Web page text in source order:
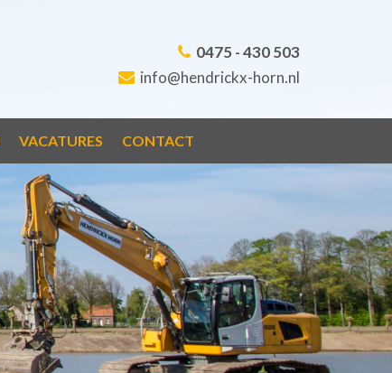
0475 - 430 503
info@hendrickx-horn.nl
VACATURES CONTACT